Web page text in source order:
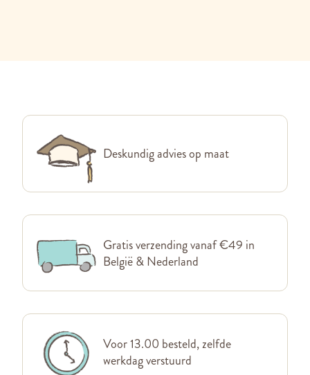
Deskundig advies op maat
Gratis verzending vanaf €49 in
België & Nederland
Voor 13.00 besteld, zelfde
werkdag verstuurd